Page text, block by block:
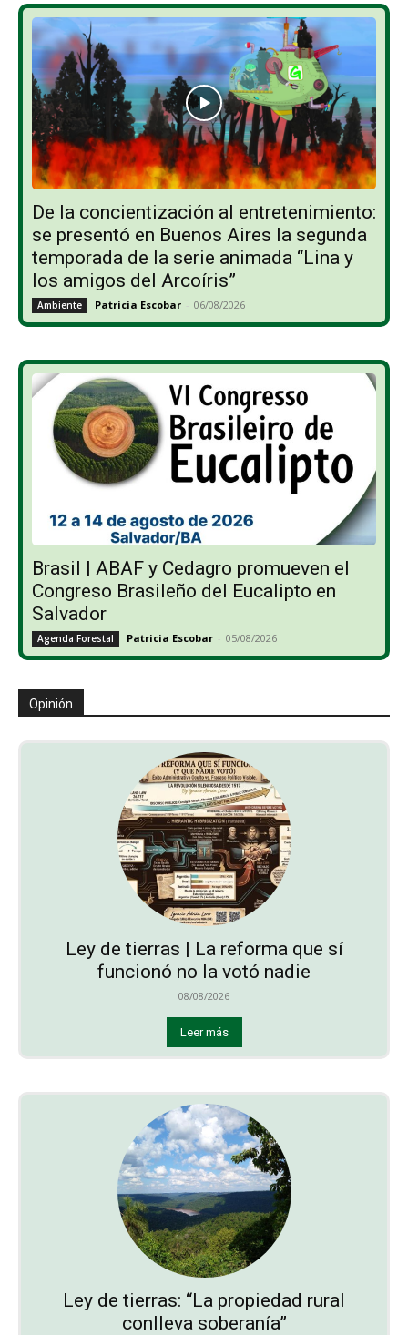
De la concientización al entretenimiento:
se presentó en Buenos Aires la segunda
temporada de la serie animada “Lina y
los amigos del Arcoíris”
Ambiente Patricia Escobar - 06/08/2026
Brasil | ABAF y Cedagro promueven el
Congreso Brasileño del Eucalipto en
Salvador
Agenda Forestal Patricia Escobar - 05/08/2026
Opinión
Ley de tierras | La reforma que sí
funcionó no la votó nadie
08/08/2026
Leer más
Ley de tierras: “La propiedad rural
conlleva soberanía”